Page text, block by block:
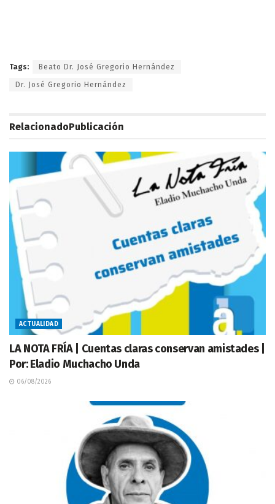
Tags: Beato Dr. José Gregorio Hernández
Dr. José Gregorio Hernández
RelacionadoPublicación
ACTUALIDAD
LA NOTA FRÍA | Cuentas claras conservan amistades |
Por: Eladio Muchacho Unda
06/08/2026